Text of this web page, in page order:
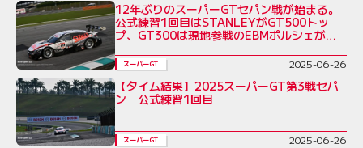
12年ぶりのスーパーGTセパン戦が始まる。
公式練習1回目はSTANLEYがGT500トッ
プ、GT300は現地参戦のEBMポルシェが最
スーパーGT 2025-06-26
【タイム結果】2025スーパーGT第3戦セパ
ン 公式練習1回目
スーパーGT 2025-06-26